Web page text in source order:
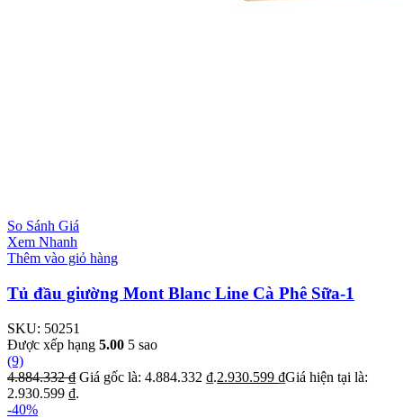
So Sánh Giá
Xem Nhanh
Thêm vào giỏ hàng
Tủ đầu giường Mont Blanc Line Cà Phê Sữa-1
SKU: 50251
Được xếp hạng 5.00 5 sao
(9)
4.884.332₫ Giá gốc là: 4.884.332 ₫.2.930.599 ₫Giá hiện tại là:
2.930.599 ₫.
-40%